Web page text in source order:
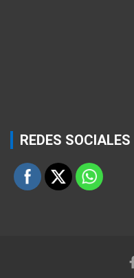
REDES SOCIALES